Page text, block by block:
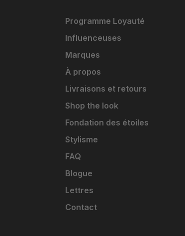
Programme Loyauté
Influenceuses
Marques
À propos
Livraisons et retours
Shop the look
Fondation des étoiles
Stylisme
FAQ
Blogue
Lettres
Contact